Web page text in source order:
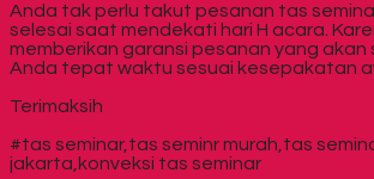
Anda tak perlu takut pesanan tas
selesai saat mendekati hari H acara.
memberikan garansi pesanan yang akan
Anda tepat waktu sesuai kesepakatan
Terimaksih
#tas seminar,tas seminr murah,tas
jakarta,konveksi tas seminar